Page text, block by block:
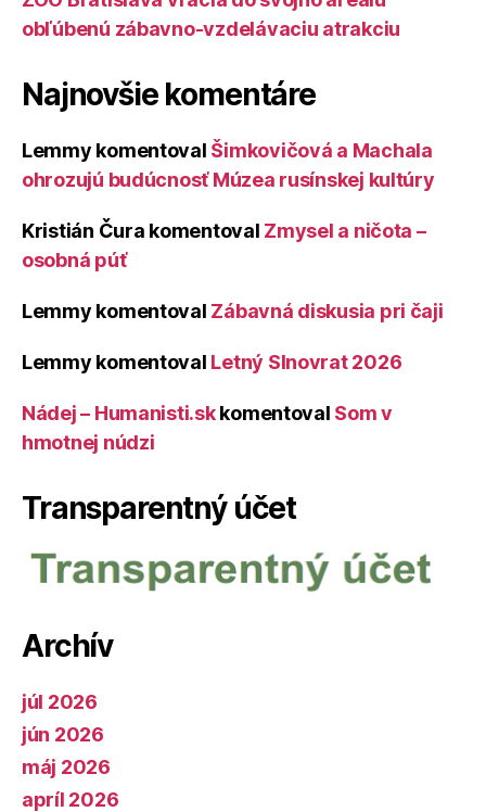
obľúbenú zábavno-vzdelávaciu atrakciu
Najnovšie komentáre
Lemmy komentoval Šimkovičová a Machala
ohrozujú budúcnosť Múzea rusínskej kultúry
Kristián Čura komentoval Zmysel a ničota –
osobná púť
Lemmy komentoval Zábavná diskusia pri čaji
Lemmy komentoval Letný Slnovrat 2026
Nádej – Humanisti.skkomentoval Som v
hmotnej núdzi
Transparentný účet
Archív
júl 2026
jún 2026
máj 2026
apríl 2026